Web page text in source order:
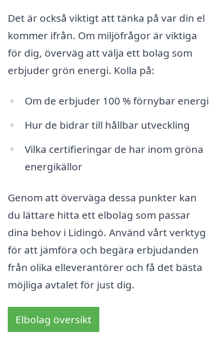
Det är också viktigt att tänka på var din el
kommer ifrån. Om miljöfrågor är viktiga
för dig, överväg att välja ett bolag som
erbjuder grön energi. Kolla på:
Om de erbjuder 100 % förnybar energi
Hur de bidrar till hållbar utveckling
Vilka certifieringar de har inom gröna
energikällor
Genom att överväga dessa punkter kan
du lättare hitta ett elbolag som passar
dina behov i Lidingö. Använd vårt verktyg
för att jämföra och begära erbjudanden
från olika elleverantörer och få det bästa
möjliga avtalet för just dig.
Elbolag översikt